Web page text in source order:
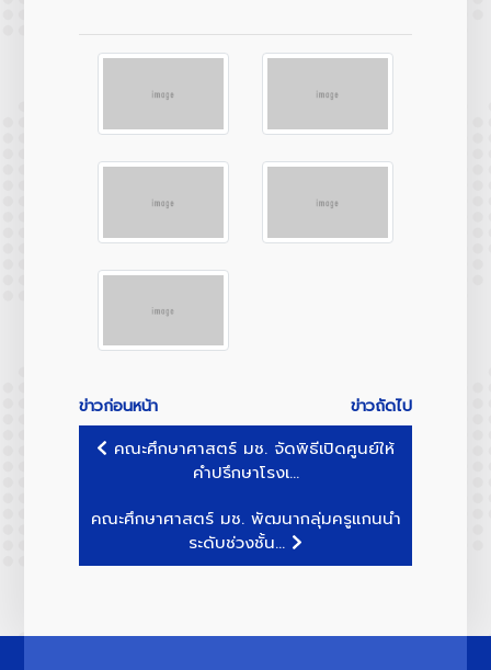
ข่าวก่อนหน้า
ข่าวถัดไป
คณะศึกษาศาสตร์ มช. จัดพิธีเปิดศูนย์ให้
คำปรึกษาโรงเ...
คณะศึกษาศาสตร์ มช. พัฒนากลุ่มครูแกนนำ
ระดับช่วงชั้น...